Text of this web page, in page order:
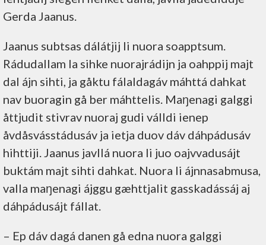
Gerda Jaanus.
Jaanus subtsas dálátjij li nuora soapptsum.
Rádudallam la sihke nuorajrádijn ja oahppij majt
dal ájn sihti, ja gåktu fálaldagáv máhttá dahkat
nav buoragin gå ber máhttelis. Maŋenagi galggi
åttjudit stivrav nuoraj gudi válldi ienep
åvdåsvásstádusáv ja ietja duov dáv dáhpádusáv
hihttiji. Jaanus javllá nuora li juo oajvvadusájt
buktám majt sihti dahkat. Nuora li ájnnasabmusa,
valla maŋenagi ájggu gæhttjalit gasskadássáj aj
dáhpádusájt fállat.
– Ep dáv dagá danen gå edna nuora galggi